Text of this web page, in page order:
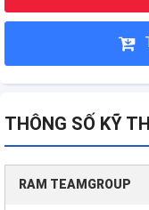
THÔNG SỐ KỸ
RAM TEAMGROUP